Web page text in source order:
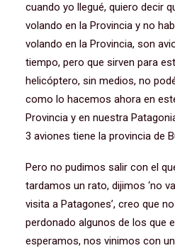
cuando yo llegué, quiero decir
volando en la Provincia y no
volando en la Provincia, son
tiempo, pero que sirven para
helicóptero, sin medios, no
como lo hacemos ahora en
Provincia y en nuestra
3 aviones tiene la provincia de
Pero no pudimos salir con el
tardamos un rato, dijimos ‘no
visita a Patagones’, creo que
perdonado algunos de los que
esperamos, nos vinimos con